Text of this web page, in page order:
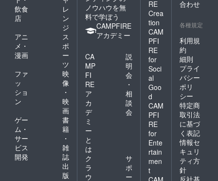
飲食
店
レ
ン
ジ
アニ
メ・
漫画
ス
ポ
ー
ツ
ファ
ッ
ショ
ン
映
像
・
映
画
ゲー
ム・
サー
ビス
開発
書
籍
・
雑
誌
出
版
ノウハウを無
料で学ぼう
CAMPFIRE
アカデミー
CA
MP
FI
RE
ア
カ
デ
ミ
ー
と
は
説
明
会
・
相
談
会
ク
ラ
ウ
サ
ポ
ー
RE
Crea
tion
CAM
PFI
RE
for
Soci
al
Goo
d
CAM
PFI
RE
for
Ente
rtain
men
t
合わせ
各種規定
利用規
約
細則
プライ
バシー
ポリ
シー
特定商
取引法
に基づ
く表記
情報セ
キュリ
ティ方
針